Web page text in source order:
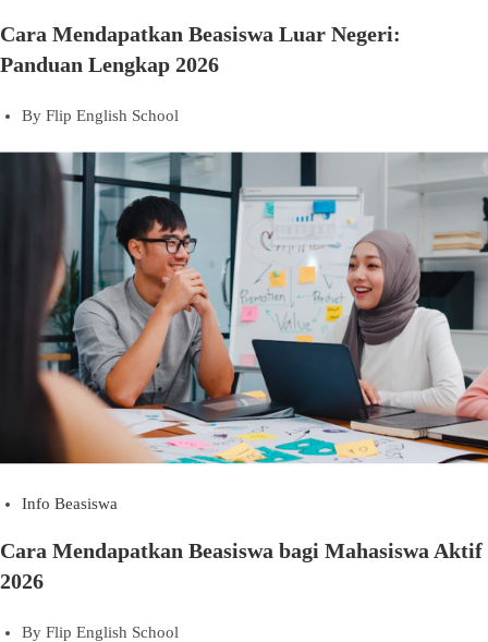
Cara Mendapatkan Beasiswa Luar Negeri:
Panduan Lengkap 2026
By Flip English School
Info Beasiswa
Cara Mendapatkan Beasiswa bagi Mahasiswa Aktif
2026
By Flip English School